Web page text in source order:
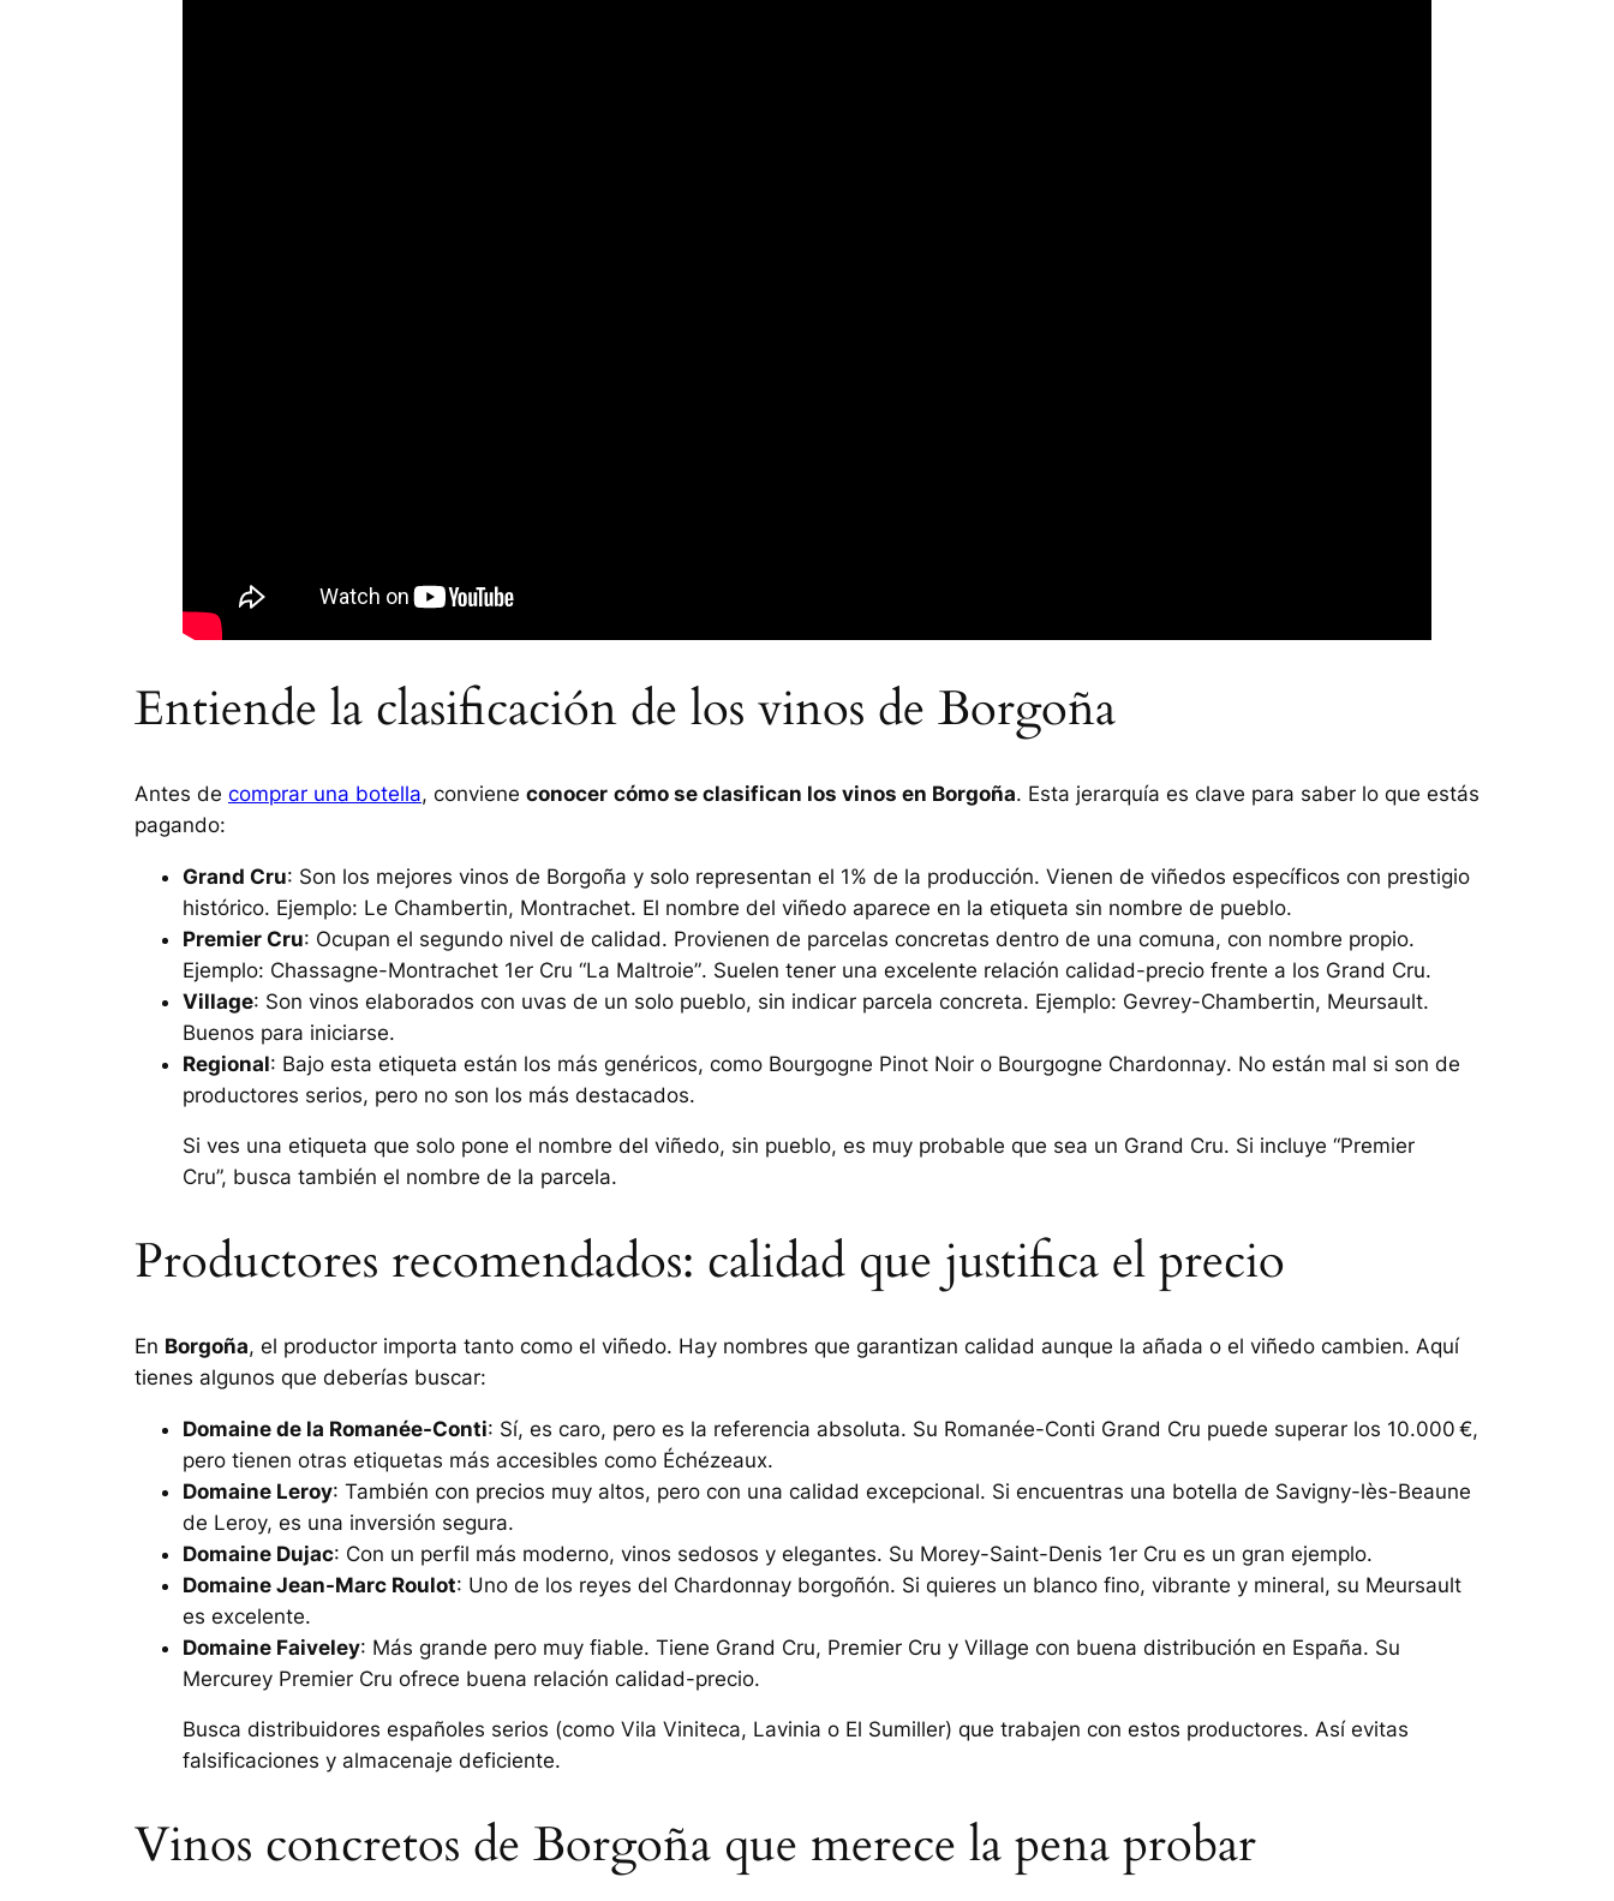
Entiende la clasificación de los vinos de Borgoña
Antes de comprar una botella, conviene conocer cómo se clasifican los vinos en Borgoña. Esta jerarquía es clave para saber lo que estás
pagando:
Grand Cru: Son los mejores vinos de Borgoña y solo representan el 1% de la producción. Vienen de viñedos específicos con prestigio
histórico. Ejemplo: Le Chambertin, Montrachet. El nombre del viñedo aparece en la etiqueta sin nombre de pueblo.
Premier Cru: Ocupan el segundo nivel de calidad. Provienen de parcelas concretas dentro de una comuna, con nombre propio.
Ejemplo: Chassagne-Montrachet 1er Cru “La Maltroie”. Suelen tener una excelente relación calidad-precio frente a los Grand Cru.
Village: Son vinos elaborados con uvas de un solo pueblo, sin indicar parcela concreta. Ejemplo: Gevrey-Chambertin, Meursault.
Buenos para iniciarse.
Regional: Bajo esta etiqueta están los más genéricos, como Bourgogne Pinot Noir o Bourgogne Chardonnay. No están mal si son de
productores serios, pero no son los más destacados.
Si ves una etiqueta que solo pone el nombre del viñedo, sin pueblo, es muy probable que sea un Grand Cru. Si incluye “Premier
Cru”, busca también el nombre de la parcela.
Productores recomendados: calidad que justifica el precio
En Borgoña, el productor importa tanto como el viñedo. Hay nombres que garantizan calidad aunque la añada o el viñedo cambien. Aquí
tienes algunos que deberías buscar:
Domaine de la Romanée-Conti: Sí, es caro, pero es la referencia absoluta. Su Romanée-Conti Grand Cru puede superar los 10.000 €,
pero tienen otras etiquetas más accesibles como Échézeaux.
Domaine Leroy: También con precios muy altos, pero con una calidad excepcional. Si encuentras una botella de Savigny-lès-Beaune
de Leroy, es una inversión segura.
Domaine Dujac: Con un perfil más moderno, vinos sedosos y elegantes. Su Morey-Saint-Denis 1er Cru es un gran ejemplo.
Domaine Jean-Marc Roulot: Uno de los reyes del Chardonnay borgoñón. Si quieres un blanco fino, vibrante y mineral, su Meursault
es excelente.
Domaine Faiveley: Más grande pero muy fiable. Tiene Grand Cru, Premier Cru y Village con buena distribución en España. Su
Mercurey Premier Cru ofrece buena relación calidad-precio.
Busca distribuidores españoles serios (como Vila Viniteca, Lavinia o El Sumiller) que trabajen con estos productores. Así evitas
falsificaciones y almacenaje deficiente.
Vinos concretos de Borgoña que merece la pena probar